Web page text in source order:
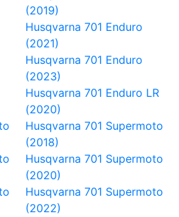
(2019)
Husqvarna 701 Enduro
(2021)
Husqvarna 701 Enduro
(2023)
Husqvarna 701 Enduro LR
(2020)
Husqvarna 701 Supermoto
(2018)
Husqvarna 701 Supermoto
(2020)
Husqvarna 701 Supermoto
(2022)